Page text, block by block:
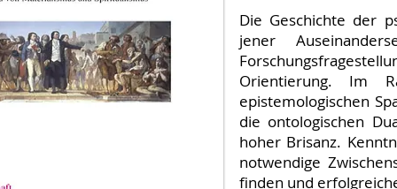
Die Geschichte der
jener
Orientierung. Im
epistemologischen
die ontologischen
hoher Brisanz.
notwendige
finden und